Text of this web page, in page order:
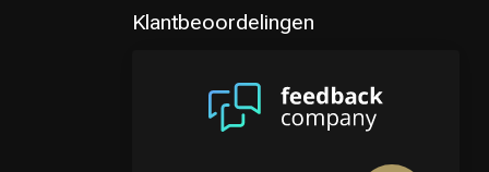
Klantbeoordelingen